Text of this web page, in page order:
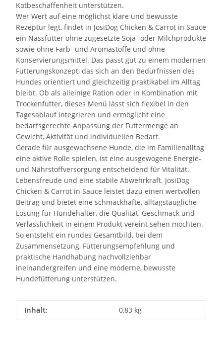
Kotbeschaffenheit unterstützen.
Wer Wert auf eine möglichst klare und bewusste
Rezeptur legt, findet in JosiDog Chicken & Carrot in Sauce
ein Nassfutter ohne zugesetzte Soja- oder Milchprodukte
sowie ohne Farb- und Aromastoffe und ohne
Konservierungsmittel. Das passt gut zu einem modernen
Fütterungskonzept, das sich an den Bedürfnissen des
Hundes orientiert und gleichzeitig praktikabel im Alltag
bleibt. Ob als alleinige Ration oder in Kombination mit
Trockenfutter, dieses Menü lässt sich flexibel in den
Tagesablauf integrieren und ermöglicht eine
bedarfsgerechte Anpassung der Futtermenge an
Gewicht, Aktivität und individuellen Bedarf.
Gerade für ausgewachsene Hunde, die im Familienalltag
eine aktive Rolle spielen, ist eine ausgewogene Energie-
und Nährstoffversorgung entscheidend für Vitalität,
Lebensfreude und eine stabile Abwehrkraft. JosiDog
Chicken & Carrot in Sauce leistet dazu einen wertvollen
Beitrag und bietet eine schmackhafte, alltagstaugliche
Lösung für Hundehalter, die Qualität, Geschmack und
Verlässlichkeit in einem Produkt vereint sehen möchten.
So entsteht ein rundes Gesamtbild, bei dem
Zusammensetzung, Fütterungsempfehlung und
praktische Handhabung nachvollziehbar
ineinandergreifen und eine moderne, bewusste
Hundefütterung unterstützen.
Inhalt: 0,83 kg